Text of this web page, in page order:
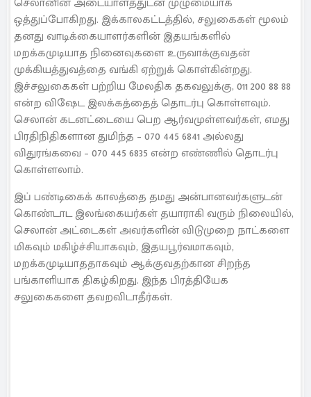
ஒத்துப்போகிறது. இக்காலகட்டத்தில், சலுகைகள் மூலம்
தனது வாடிக்கையாளர்களின் இதயங்களில்
மறக்கமுடியாத நினைவுகளை உருவாக்குவதன்
முக்கியத்துவத்தை வங்கி ஏற்றுக் கொள்கின்றது.
இச்சலுகைகள் பற்றிய மேலதிக தகவலுக்கு, 011 200 88 88
என்ற விஷேட இலக்கத்தைத் தொடர்பு கொள்ளவும்.
செலான் கடனட்டையை பெற ஆர்வமுள்ளவர்கள், எமது
பிரதிநிதிகளான துமிந்த – 070 445 6841 அல்லது
விதுரங்கவை – 070 445 6835 என்ற எண்ணில் தொடர்பு
கொள்ளலாம்.
இப் பண்டிகைக் காலத்தை தமது அன்பானவர்களுடன்
கொண்டாட இலங்கையர்கள் தயாராகி வரும் நிலையில்,
செலான் அட்டைகள் அவர்களின் விடுமுறை நாட்களை
மிகவும் மகிழ்ச்சியாகவும், இதயபூர்வமாகவும்,
மறக்கமுடியாததாகவும் ஆக்குவதற்கான சிறந்த
பங்காளியாக திகழ்கிறது. இந்த பிரத்தியேக
சலுகைகளை தவறவிடாதீர்கள்.